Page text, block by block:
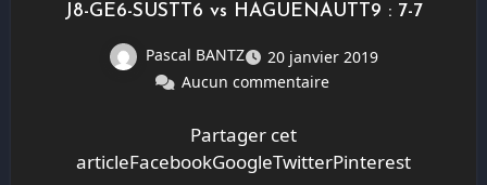
J8-GE6-SUSTT6 vs HAGUENAUTT9 : 7-7
Pascal BANTZ
20 janvier 2019
Aucun commentaire
Partager cet
articleFacebookGoogleTwitterPinterest